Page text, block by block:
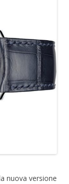
nuova versione